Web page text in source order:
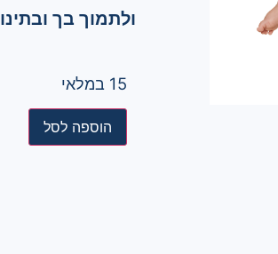
ולתמוך בך
15 במלאי
הוספה לסל